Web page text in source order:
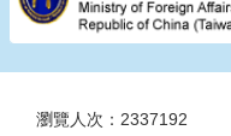
瀏覽人次：2337192